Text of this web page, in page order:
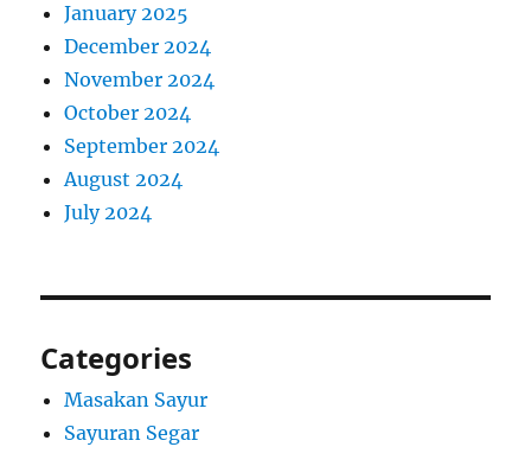
January 2025
December 2024
November 2024
October 2024
September 2024
August 2024
July 2024
Categories
Masakan Sayur
Sayuran Segar